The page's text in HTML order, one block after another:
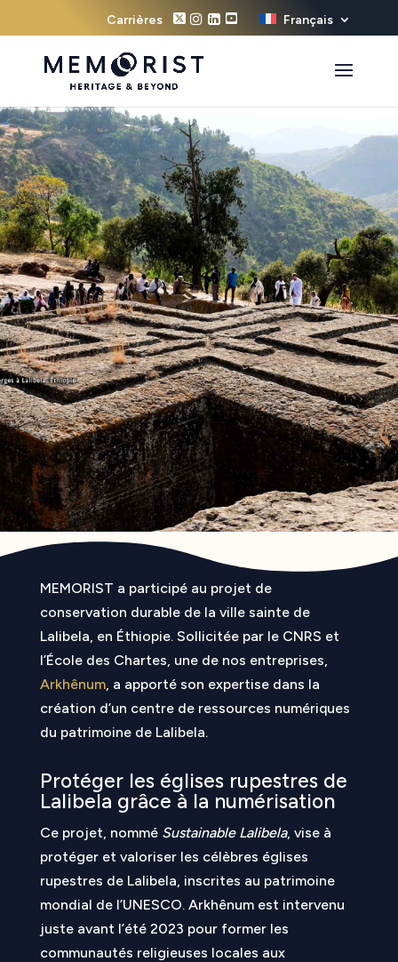
Carrières Français
MEMORIST a participé au projet de
conservation durable de la ville sainte de
Lalibela, en Éthiopie. Sollicitée par le CNRS et
l’École des Chartes, une de nos entreprises,
Arkhênum, a apporté son expertise dans la
création d’un centre de ressources numériques
du patrimoine de Lalibela.
Protéger les églises rupestres de
Lalibela grâce à la numérisation
Ce projet, nommé Sustainable Lalibela, vise à
protéger et valoriser les célèbres églises
rupestres de Lalibela, inscrites au patrimoine
mondial de l’UNESCO. Arkhênum est intervenu
juste avant l’été 2023 pour former les
communautés religieuses locales aux